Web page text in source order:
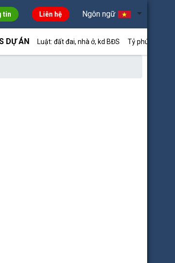
tin Liên hệ Ngôn ngữ
DỰ ÁN Luật: đất đai, nhà ở, kd BĐS Tỷ phú môi